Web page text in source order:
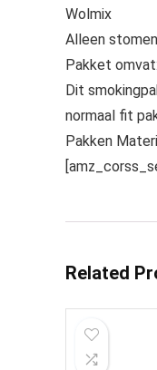
Wolmix
Alleen stomen
Pakket
Dit
normaal fit
Pakken
Related